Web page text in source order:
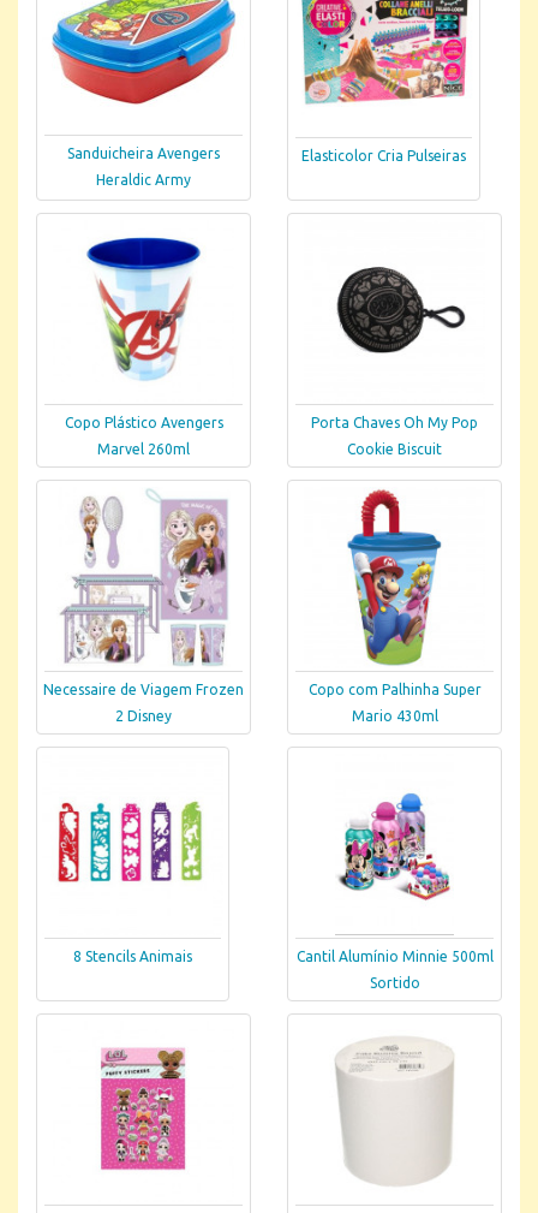
Sanduicheira Avengers
Heraldic Army
Elasticolor Cria Pulseiras
Copo Plástico Avengers
Marvel 260ml
Porta Chaves Oh My Pop
Cookie Biscuit
Necessaire de Viagem Frozen
2 Disney
Copo com Palhinha Super
Mario 430ml
8 Stencils Animais
Cantil Alumínio Minnie 500ml
Sortido